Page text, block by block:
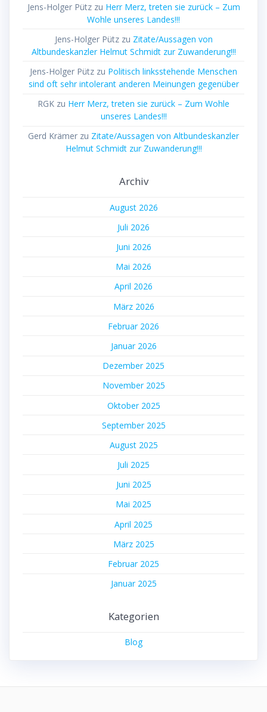
Jens-Holger Pützzu Herr Merz, treten sie zurück – Zum
Wohle unseres Landes!!!
Jens-Holger Pützzu Zitate/Aussagen von
Altbundeskanzler Helmut Schmidt zur Zuwanderung!!!
Jens-Holger Pütz zu Politisch linksstehende Menschen
sind oft sehr intolerant anderen Meinungen gegenüber
RGK zu Herr Merz, treten sie zurück – Zum Wohle
unseres Landes!!!
Gerd Krämer zu Zitate/Aussagen von Altbundeskanzler
Helmut Schmidt zur Zuwanderung!!!
Archiv
August 2026
Juli 2026
Juni 2026
Mai 2026
April 2026
März 2026
Februar 2026
Januar 2026
Dezember 2025
November 2025
Oktober 2025
September 2025
August 2025
Juli 2025
Juni 2025
Mai 2025
April 2025
März 2025
Februar 2025
Januar 2025
Kategorien
Blog